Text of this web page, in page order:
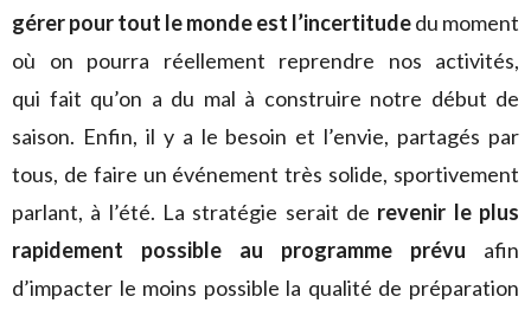
gérer pour tout le monde est l’incertitudedu moment
où on pourra réellement reprendre nos activités,
qui fait qu’on a du mal à construire notre début de
saison. Enfin, il y a le besoin et l’envie, partagés par
tous, de faire un événement très solide, sportivement
parlant, à l’été. La stratégie serait de revenir le plus
rapidement possible au programme prévu afin
d’impacter le moins possible la qualité de préparation